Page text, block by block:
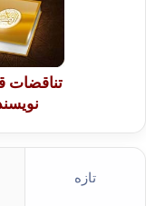
تناقضات
تازه